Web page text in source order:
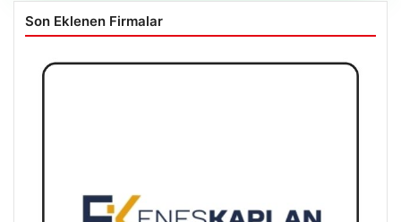
Son Eklenen Firmalar